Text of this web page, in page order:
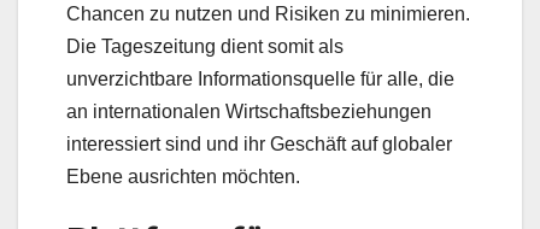
Chancen zu nutzen und Risiken zu minimieren.
Die Tageszeitung dient somit als
unverzichtbare Informationsquelle für alle, die
an internationalen Wirtschaftsbeziehungen
interessiert sind und ihr Geschäft auf globaler
Ebene ausrichten möchten.